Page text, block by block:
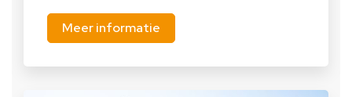
Meer informatie